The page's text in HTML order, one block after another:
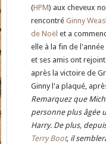
(HPM) aux cheveux
rencontréGinny
de Noël et a
elle à la fin de l'année
et ses amis ont
après la victoire de
Ginny l'a plaqué,
Remarquez que
personne plus âgée
Harry. De plus,
Terry Boot, il